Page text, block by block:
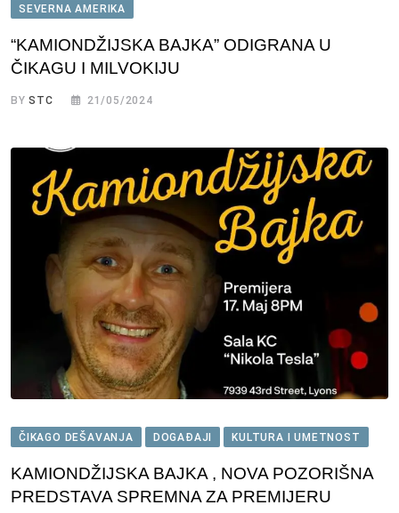
SEVERNA AMERIKA
“KAMIONDŽIJSKA BAJKA” ODIGRANA U
ČIKAGU I MILVOKIJU
BYSTC 21/05/2024
ČIKAGO DEŠAVANJA DOGAĐAJI KULTURA I UMETNOST
KAMIONDŽIJSKA BAJKA , NOVA POZORIŠNA
PREDSTAVA SPREMNA ZA PREMIJERU